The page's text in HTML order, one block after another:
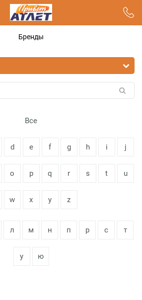
Бренды
Все
d e f g h i j
o p q r s t u
w x y z
л м н п р с т
у ю